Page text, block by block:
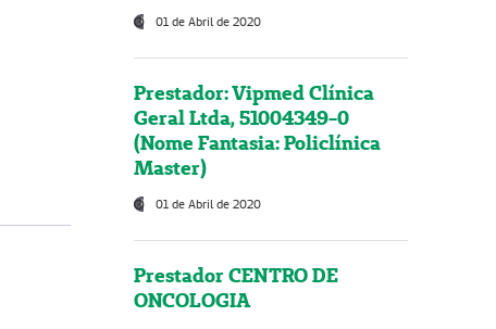
01 de Abril de 2020
Prestador: Vipmed Clínica
Geral Ltda, 51004349-0
(Nome Fantasia: Policlínica
Master)
01 de Abril de 2020
Prestador CENTRO DE
ONCOLOGIA